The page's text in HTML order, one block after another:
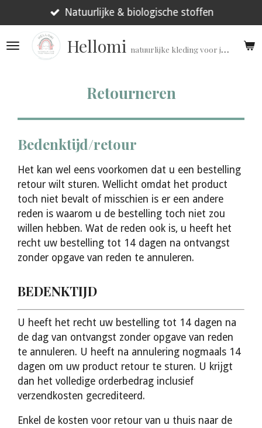
direct
naar
Hellomi natuurlijke kleding voor jouw prematuur!
Natuurlijke & biologische stoffen
Retourneren
Bedenktijd/retour
Het kan wel eens voorkomen dat u een bestelling
retour wilt sturen. Wellicht omdat het product
toch niet bevalt of misschien is er een andere
reden is waarom u de bestelling toch niet zou
willen hebben. Wat de reden ook is, u heeft het
recht uw bestelling tot 14 dagen na ontvangst
zonder opgave van reden te annuleren.
BEDENKTIJD
U heeft het recht uw bestelling tot 14 dagen na
de dag van ontvangst zonder opgave van reden
te annuleren. U heeft na annulering nogmaals 14
dagen om uw product retour te sturen. U krijgt
dan het volledige orderbedrag inclusief
verzendkosten gecrediteerd.
Enkel de kosten voor retour van u thuis naar de